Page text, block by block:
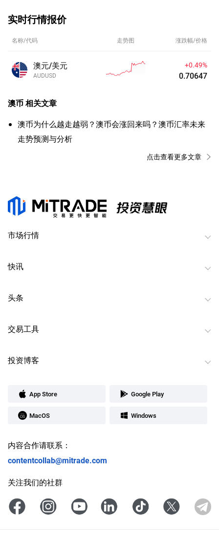
实时行情报价
名称/代码 走势图 涨跌幅/价格
澳元/美元
AUDUSD
+0.49%
0.70647
澳币相关文章
澳币为什么越走越弱？澳币会涨回来吗？澳币汇率未来
走势预测与分析
点击查看更多文章
市场行情
快讯
头条
交易工具
投资博客
App Store Google Play
MacOS Windows
内容合作请联系：
contentcollab@mitrade.com
关注我们的社群